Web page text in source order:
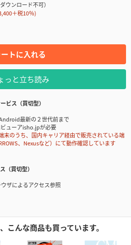
ウンロード不可）
＋税10％)
トに入れる
っと立ち読み
ビス（買切型）
最新の２世代前まで
ューアisho.jpが必要
のうち、国内キャリア経由で販売されている端
、Nexusなど）にて動作確認しています
（買切型）
ザによるアクセス参照
こんな商品も買っています。